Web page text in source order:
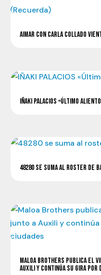
AIMAR CON CARLA COLLADO
IÑAKI PALACIOS «ÚLTIMO
48280 SE SUMA AL ROSTER DE
MALOA BROTHERS PUBLICA EL
AUXILI Y CONTINÚA SU GIRA POR